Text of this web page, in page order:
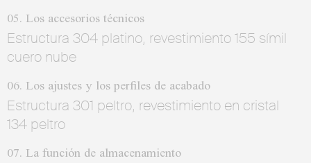
05. Los accesorios técnicos
Estructura 304 platino, revestimiento 155 símil
cuero nube
06. Los ajustes y los perfiles de acabado
Estructura 301 peltro, revestimiento en cristal
134 peltro
07. La función de almacenamiento